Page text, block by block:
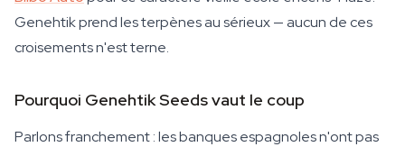
Genehtik prend les terpènes au sérieux — aucun de ces
croisements n'est terne.
Pourquoi Genehtik Seeds vaut le coup
Parlons franchement : les banques espagnoles n'ont pas